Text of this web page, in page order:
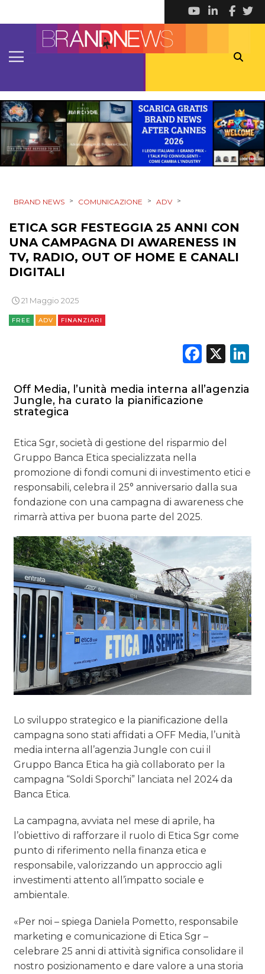
DIGITALE
EDITORIA
RADIO / AUDIO
TV
DATI
RICERCHE
NORMATIVE
OPINIONI
BRAND NEWS > COMUNICAZIONE > ADV >
ETICA SGR FESTEGGIA 25 ANNI CON
UNA CAMPAGNA DI AWARENESS IN
TV, RADIO, OUT OF HOME E CANALI
DIGITALI
21 Maggio 2025
FREE ADV FINANZIARI
X
Off Media, l’unità media interna all’agenzia
Jungle, ha curato la pianificazione
strategica
Etica Sgr, società di gestione del risparmio del
Gruppo Banca Etica specializzata nella
promozione di fondi comuni di investimento etici e
responsabili, celebra il 25° anniversario dalla sua
fondazione con una campagna di awareness che
rimarrà attiva per buona parte del 2025.
Lo sviluppo strategico e la pianificazione della
campagna sono stati affidati a OFF Media, l’unità
media interna all’agenzia Jungle con cui il
Gruppo Banca Etica ha già collaborato per la
campagna “Soldi Sporchi” lanciata nel 2024 da
Banca Etica.
La campagna, avviata nel mese di aprile, ha
l’obiettivo di rafforzare il ruolo di Etica Sgr come
punto di riferimento nella finanza etica e
responsabile, valorizzando un approccio agli
investimenti attento all’impatto sociale e
ambientale.
«Per noi – spiega Daniela Pometto, responsabile
marketing e comunicazione di Etica Sgr –
celebrare 25 anni di attività significa consolidare il
nostro posizionamento e dare valore a una storia